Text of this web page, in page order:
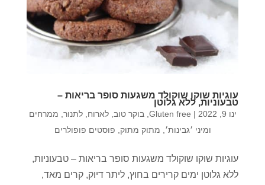
עוגיות שוקו שוקולד משגעות סופר בריאות –
טבעוניות, ללא גלוטן
ינו 9, 2022 |
Gluten free
,בוקר טוב,לארוח,לתנור, ממרחים
ומיני ׳גבינות׳, מתוק מתוק, פוסטים פופולרים
עוגיות שוקו שוקולד משגעות סופר בריאות – טבעוניות,
ללא גלוטן ימים קרירים בחוץ, ליתר דיוק, קרים מאד,